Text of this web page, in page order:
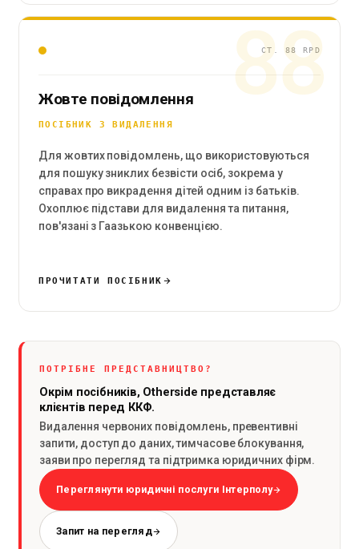
88
СТ. 88 RPD
Жовте повідомлення
ПОСІБНИК З ВИДАЛЕННЯ
Для жовтих повідомлень, що використовуються
для пошуку зниклих безвісти осіб, зокрема у
справах про викрадення дітей одним із батьків.
Охоплює підстави для видалення та питання,
пов'язані з Гаазькою конвенцією.
ПРОЧИТАТИ ПОСІБНИК
ПОТРІБНЕ ПРЕДСТАВНИЦТВО?
Окрім посібників, Otherside представляє
клієнтів перед ККФ.
Видалення червоних повідомлень, превентивні
запити, доступ до даних, тимчасове блокування,
заяви про перегляд та підтримка юридичних фірм.
Переглянути юридичні послуги Інтерполу
Запит на перегляд